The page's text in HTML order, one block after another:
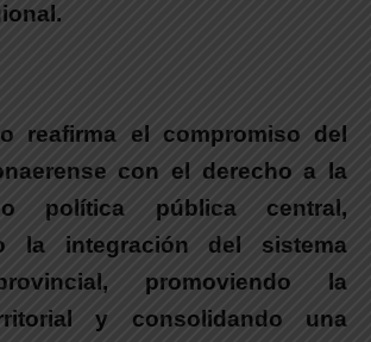
reafirma el compromiso del
con el derecho a la
política pública central ,
la integración del sistema
promoviendo la
y consolidando una